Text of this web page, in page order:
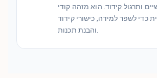
ותרגול קידוד. הוא מזהה קודי
כדי לשפר למידה, כישורי קידוד